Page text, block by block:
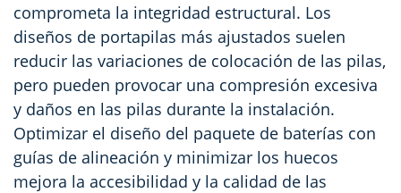
comprometa la integridad estructural. Los
diseños de portapilas más ajustados suelen
reducir las variaciones de colocación de las pilas,
pero pueden provocar una compresión excesiva
y daños en las pilas durante la instalación.
Optimizar el diseño del paquete de baterías con
guías de alineación y minimizar los huecos
mejora la accesibilidad y la calidad de las